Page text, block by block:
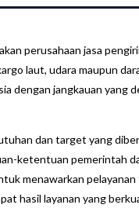
perusahaan jasa
laut, udara maupun
dengan jangkauan yang
dan target yang
ketentuan pemerintah
menawarkan
hasil layanan yang